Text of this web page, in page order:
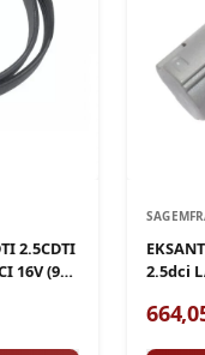
2.5CDTI
16V (97-
2.5dci